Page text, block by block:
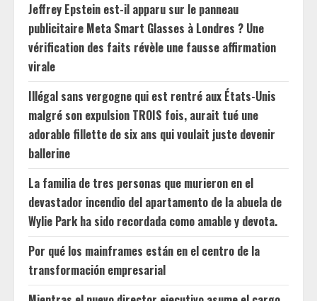
Jeffrey Epstein est-il apparu sur le panneau
publicitaire Meta Smart Glasses à Londres ? Une
vérification des faits révèle une fausse affirmation
virale
Illégal sans vergogne qui est rentré aux États-Unis
malgré son expulsion TROIS fois, aurait tué une
adorable fillette de six ans qui voulait juste devenir
ballerine
La familia de tres personas que murieron en el
devastador incendio del apartamento de la abuela de
Wylie Park ha sido recordada como amable y devota.
Por qué los mainframes están en el centro de la
transformación empresarial